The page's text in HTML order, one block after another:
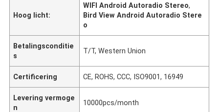
Hoog licht:
WIFI Android Autoradio Stereo,
Bird View Android Autoradio Stere
o
Betalingsconditie
s
T/T, Western Union
Certificering CE, ROHS, CCC, ISO9001, 16949
Levering vermoge
n
10000pcs/month